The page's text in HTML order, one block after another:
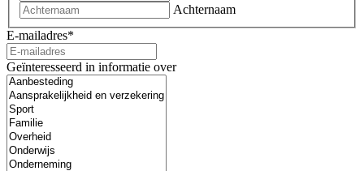
Achternaam
E-mailadres*
Geïnteresseerd in informatie over